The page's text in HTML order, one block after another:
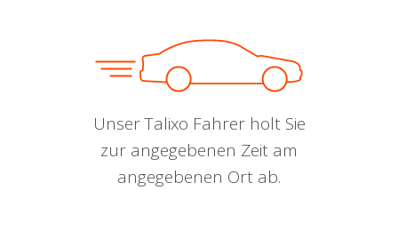
Unser Talixo Fahrer holt Sie
zur angegebenen Zeit am
angegebenen Ort ab.